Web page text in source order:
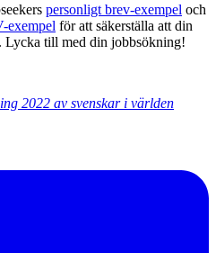
personligt brev-exempel och
exempel för att säkerställa att din
Lycka till med din jobbsökning!
2022 av svenskar i världen